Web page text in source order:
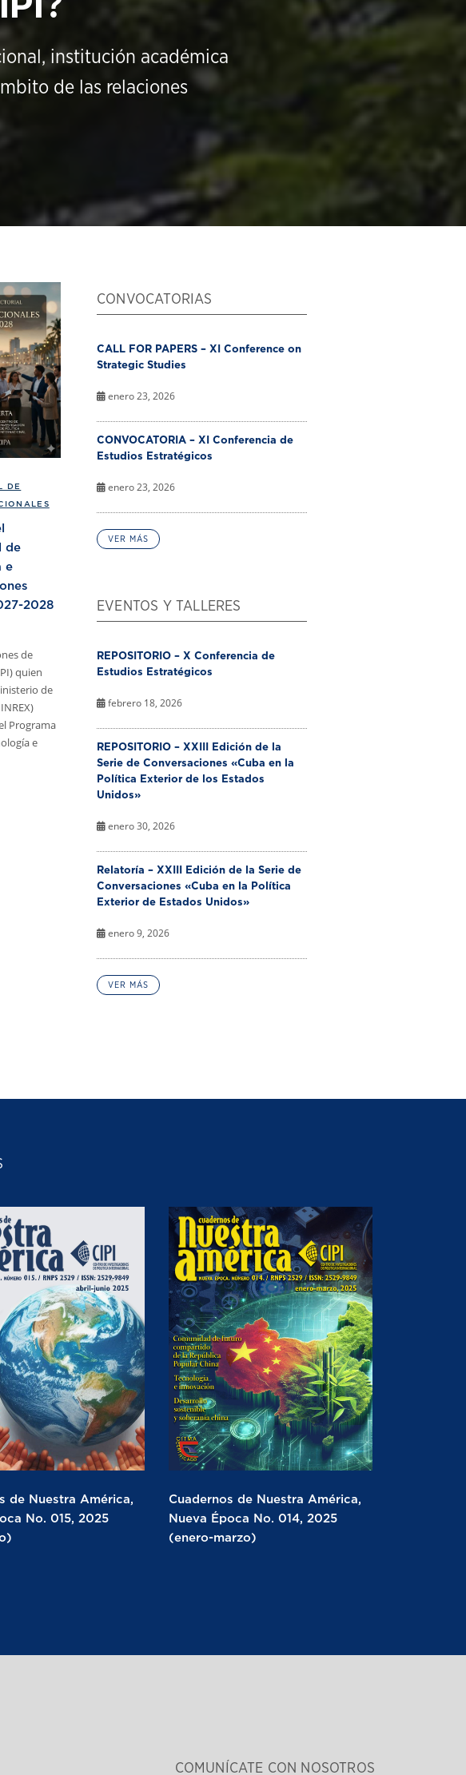
institución académica
de las relaciones
DE
de
e
2028
de
quien
de
Programa
e
CONVOCATORIAS
CALL FOR PAPERS – XI Conference on
Strategic Studies
enero 23, 2026
CONVOCATORIA – XI Conferencia de
Estudios Estratégicos
enero 23, 2026
VER MÁS
EVENTOS Y TALLERES
REPOSITORIO – X Conferencia de
Estudios Estratégicos
febrero 18, 2026
REPOSITORIO – XXIII Edición de la
Serie de Conversaciones «Cuba en la
Política Exterior de los Estados
Unidos»
enero 30, 2026
Relatoría – XXIII Edición de la Serie de
Conversaciones «Cuba en la Política
Exterior de Estados Unidos»
enero 9, 2026
VER MÁS
de Nuestra América,
No. 015, 2025
Cuadernos de Nuestra América,
Nueva Época No. 014, 2025
(enero-marzo)
COMUNÍCATE CON NOSOTROS